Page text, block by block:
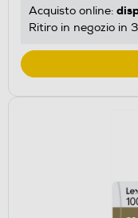
Acquisto online:
Ritiro in negozio in